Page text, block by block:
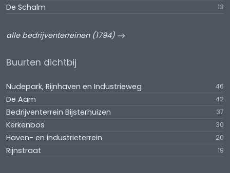
De Schalm 13
alle bedrijventerreinen (1794)
Buurten dichtbij
Nudepark, Rijnhaven en Industrieweg 46
De Aam 42
Bedrijventerrein Bijsterhuizen 37
Kerkenbos 30
Haven- en industrieterrein 20
Rijnstraat 19